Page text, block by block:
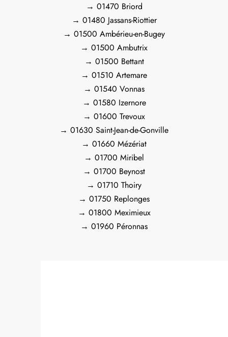
→ 01470 Briord
→ 01480 Jassans-Riottier
→ 01500 Ambérieu-en-Bugey
→ 01500 Ambutrix
→ 01500 Bettant
→ 01510 Artemare
→ 01540 Vonnas
→ 01580 Izernore
→ 01600 Trevoux
→ 01630 Saint-Jean-de-Gonville
→ 01660 Mézériat
→ 01700 Miribel
→ 01700 Beynost
→ 01710 Thoiry
→ 01750 Replonges
→ 01800 Meximieux
→ 01960 Péronnas